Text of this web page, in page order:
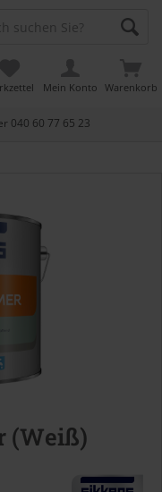
040 60 77 65 23
Warenkorb
Mein Konto
(Weiß)